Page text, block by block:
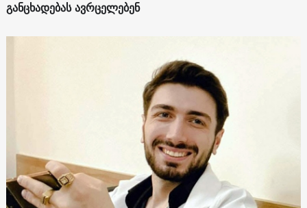
განცხადებას ავრცელებენ